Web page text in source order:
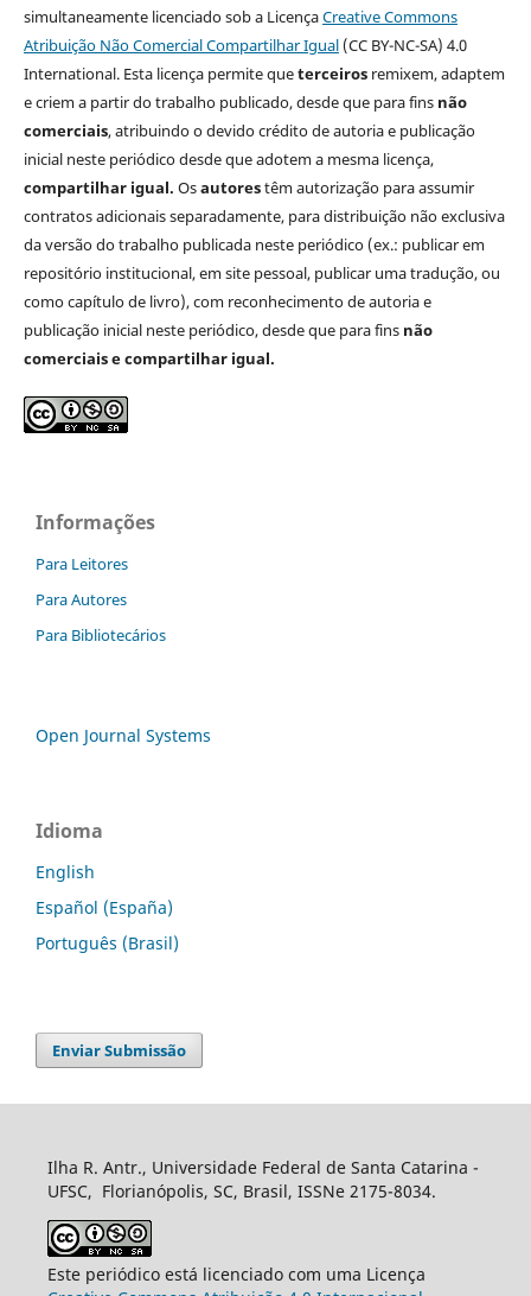
simultaneamente licenciado sob a LicençaCreative Commons
Atribuição Não Comercial Compartilhar Igual(CC BY-NC-SA) 4.0
International. Esta licença permite queterceirosremixem, adaptem
e criem a partir do trabalho publicado, desde que para fins não
comerciais, atribuindo o devido crédito de autoria e publicação
inicial neste periódico desde que adotem a mesma licença,
compartilhar igual. Osautorestêm autorização para assumir
contratos adicionais separadamente, para distribuição não exclusiva
da versão do trabalho publicada neste periódico (ex.: publicar em
repositório institucional, em site pessoal, publicar uma tradução, ou
como capítulo de livro), com reconhecimento de autoria e
publicação inicial neste periódico, desde que para fins não
comerciais e compartilhar igual.
Informações
Para Leitores
Para Autores
Para Bibliotecários
Open Journal Systems
Idioma
English
Español (España)
Português (Brasil)
Enviar Submissão
Ilha R. Antr., Universidade Federal de Santa Catarina -
UFSC, Florianópolis, SC, Brasil, ISSNe 2175-8034.
Este periódico está licenciado com uma Licença